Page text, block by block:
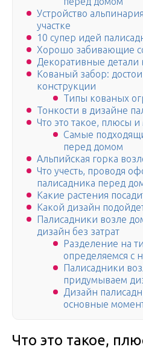
Устройство
участке
10 супер идей
Хорошо забивающие
Декоративные детали
Кованый забор:
конструкции
Типы кованых
Тонкости в дизайне
Что это такое, плюсы
Самые
перед домом
Альпийская горка
Что учесть, проводя
палисадника перед
Какие растения
Какой дизайн
Палисадники возле
дизайн без затрат
Разделение на
определяемся с
Палисадники
придумываем
Дизайн
основные
Что это такое,